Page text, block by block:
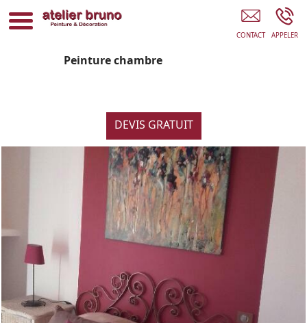
Atelier Bruno Peinture FREJUS
Peinture chambre
DEVIS GRATUIT